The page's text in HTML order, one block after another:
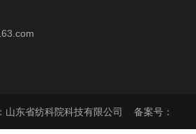
山东省纺科院科技有限公司 备案号：